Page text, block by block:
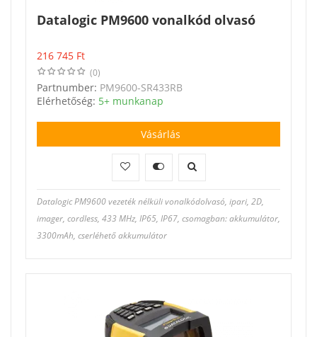
Datalogic PM9600 vonalkód olvasó
216 745 Ft
(0)
Partnumber: PM9600-SR433RB
Elérhetőség: 5+ munkanap
Vásárlás
Datalogic PM9600 vezeték nélküli vonalkódolvasó, ipari, 2D,
imager, cordless, 433 MHz, IP65, IP67, csomagban: akkumulátor,
3300mAh, cserléhető akkumulátor